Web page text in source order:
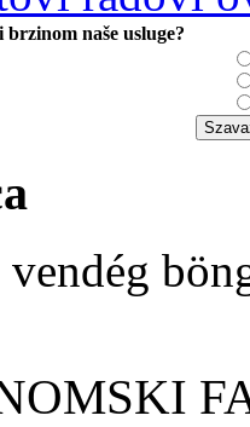
naše usluge?